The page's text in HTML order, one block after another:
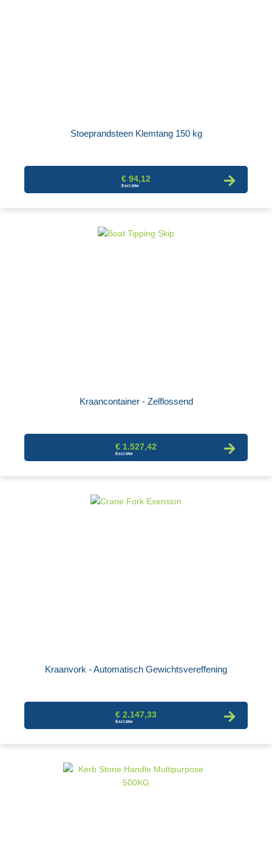
Stoeprandsteen Klemtang 150 kg
€ 94,12
Kraancontainer - Zelflossend
€ 1.527,42
Kraanvork - Automatisch Gewichtsvereffening
€ 2.147,33